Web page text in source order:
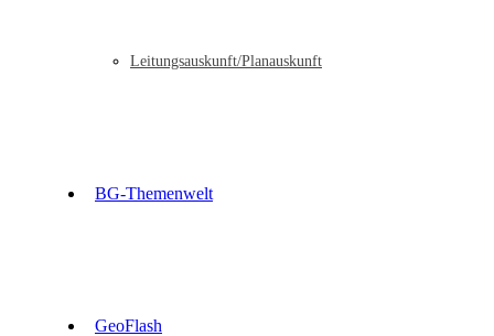
Leitungsauskunft/Planauskunft
BG-Themenwelt
GeoFlash